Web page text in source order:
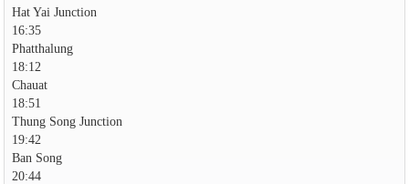
Hat Yai Junction
16:35
Phatthalung
18:12
Chauat
18:51
Thung Song Junction
19:42
Ban Song
20:44